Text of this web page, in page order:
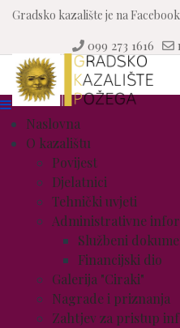
Gradsko kazalište je na
099 273 1616
Naslovna
O kazalištu
Povijest
Djelatnici
Tehnički uvjeti
Administrativne
Službeni
Financijski dio
Galerija "Ciraki"
Nagrade i priznanja
Zahtjev za pristup